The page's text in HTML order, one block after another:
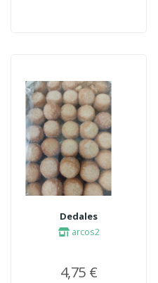
Dedales
arcos2
4,75 €